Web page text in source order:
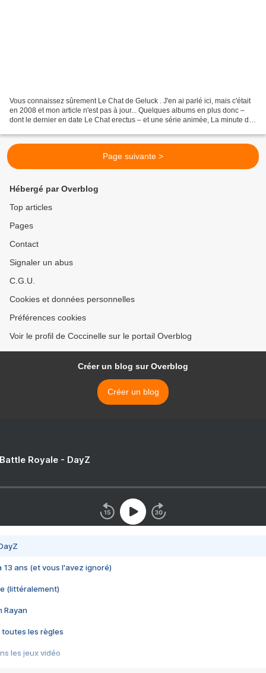
Vous connaissez sûrement Le Chat de Geluck . J'en ai parlé ici, mais c'était
en 2008 et mon article n'est pas à jour... Quelques albums en plus donc –
dont le dernier en date Le Chat erectus – et une série animée, La minute du
Page suivante >
Hébergé par Overblog
Top articles
Pages
Contact
Signaler un abus
C.G.U.
Cookies et données personnelles
Préférences cookies
Voir le profil de Coccinelle sur le portail Overblog
Créer un blog sur Overblog
Créer un blog
Royale - DayZ
13 ans (et vous l'avez ignoré)
(littéralement)
Rayan
toutes les règles
les jeux vidéo